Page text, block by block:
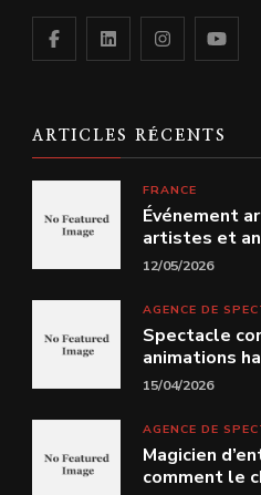
ARTICLES RÉCENTS
FRANCE
Événement
artistes et
12/05/2026
AGENCE DE
Spectacle
animations
15/04/2026
AGENCE DE
Magicien
comment le